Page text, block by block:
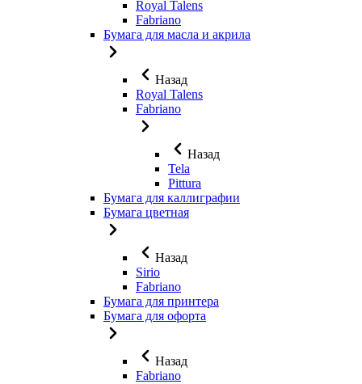
Royal Talens
Fabriano
Бумага для масла и акрила
Назад
Royal Talens
Fabriano
Назад
Tela
Pittura
Бумага для каллиграфии
Бумага цветная
Назад
Sirio
Fabriano
Бумага для принтера
Бумага для офорта
Назад
Fabriano